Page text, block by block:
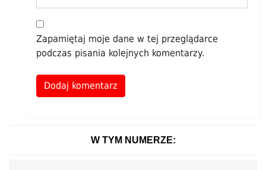
Zapamiętaj moje dane w tej przeglądarce
podczas pisania kolejnych komentarzy.
W TYM NUMERZE: